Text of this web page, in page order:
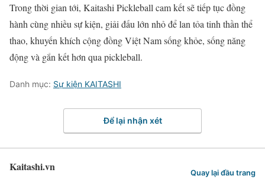
Trong thời gian tới, Kaitashi Pickleball cam kết sẽ tiếp tục đồng
hành cùng nhiều sự kiện, giải đấu lớn nhỏ để lan tỏa tinh thần thể
thao, khuyến khích cộng đồng Việt Nam sống khỏe, sống năng
động và gắn kết hơn qua pickleball.
Danh mục: Sự kiện KAITASHI
Để lại nhận xét
Kaitashi.vn Quay lại đầu trang